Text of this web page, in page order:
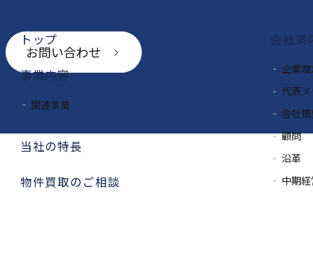
お問い合わせ
トップ
事業内容
関連事業
当社の特長
物件買取のご相談
会社案
企業
代表
会社
顧問
沿革
中期